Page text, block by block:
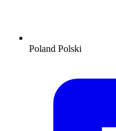
Poland Polski